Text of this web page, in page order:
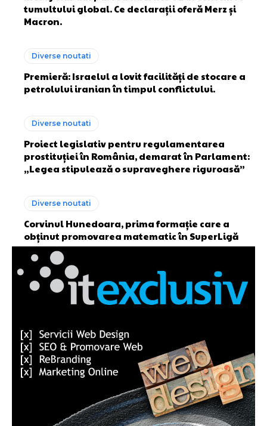
tumultului global. Ce declarații oferă Merz și
Macron.
Diverse noutati
Premieră: Israelul a lovit facilități de stocare a
petrolului iranian în timpul conflictului.
Diverse noutati
Proiect legislativ pentru regulamentarea
prostituției în România, demarat în Parlament:
„Legea stipulează o supraveghere riguroasă”
Diverse noutati
Corvinul Hunedoara, prima formație care a
obținut promovarea matematic în SuperLigă